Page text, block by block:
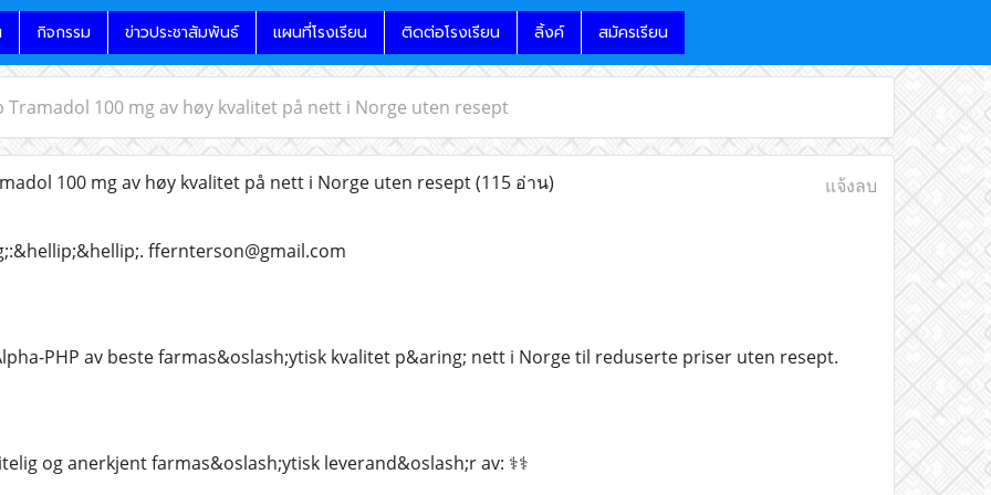
กิจกรรม ข่าวประชาสัมพันธ์ แผนที่โรงเรียน ติดต่อโรงเรียน ลิ้งค์ สมัครเรียน
Tramadol 100 mg av høy kvalitet på nett i Norge uten resept
100 mg av høy kvalitet på nett i Norge uten resept(115 อ่าน) แจ้งลบ
ffernterson@gmail.com
PHP av beste farmas&oslash;ytisk kvalitet p&aring; nett i Norge til reduserte priser uten resept.
og anerkjent farmas&oslash;ytisk leverand&oslash;r av: ⚕️⚕️